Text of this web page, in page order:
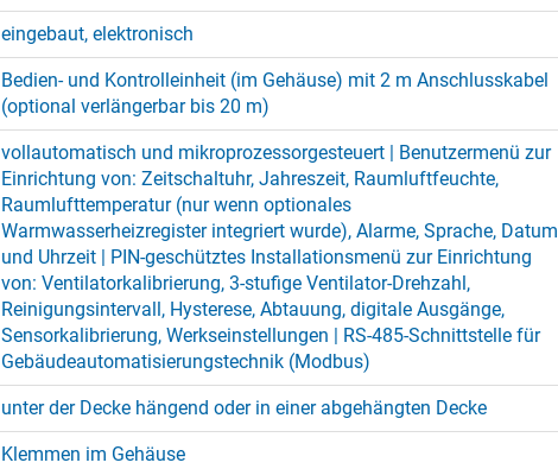
eingebaut, elektronisch
Bedien- und Kontrolleinheit (im Gehäuse) mit 2 m Anschlusskabel
(optional verlängerbar bis 20 m)
vollautomatisch und mikroprozessorgesteuert | Benutzermenü zur
Einrichtung von: Zeitschaltuhr, Jahreszeit, Raumluftfeuchte,
Raumlufttemperatur (nur wenn optionales
Warmwasserheizregister integriert wurde), Alarme, Sprache, Datum
und Uhrzeit | PIN-geschütztes Installationsmenü zur Einrichtung
von: Ventilatorkalibrierung, 3-stufige Ventilator-Drehzahl,
Reinigungsintervall, Hysterese, Abtauung, digitale Ausgänge,
Sensorkalibrierung, Werkseinstellungen | RS-485-Schnittstelle für
Gebäudeautomatisierungstechnik (Modbus)
unter der Decke hängend oder in einer abgehängten Decke
Klemmen im Gehäuse